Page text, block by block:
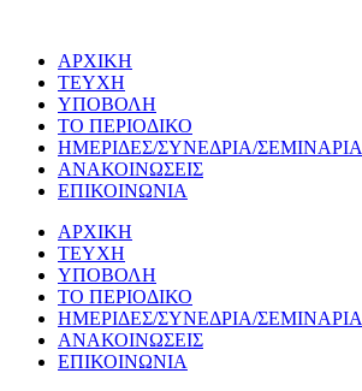
περιεχόμενο
ΑΡΧΙΚΗ
ΤΕΥΧΗ
ΥΠΟΒΟΛΗ
ΤΟ ΠΕΡΙΟΔΙΚΟ
ΗΜΕΡΙΔΕΣ/ΣΥΝΕΔΡΙΑ/ΣΕΜΙΝΑΡΙΑ
ΑΝΑΚΟΙΝΩΣΕΙΣ
ΕΠΙΚΟΙΝΩΝΙΑ
ΑΡΧΙΚΗ
ΤΕΥΧΗ
ΥΠΟΒΟΛΗ
ΤΟ ΠΕΡΙΟΔΙΚΟ
ΗΜΕΡΙΔΕΣ/ΣΥΝΕΔΡΙΑ/ΣΕΜΙΝΑΡΙΑ
ΑΝΑΚΟΙΝΩΣΕΙΣ
ΕΠΙΚΟΙΝΩΝΙΑ